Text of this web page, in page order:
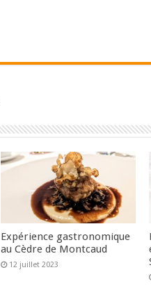
Expérience gastronomique
au Cèdre de Montcaud
12 juillet 2023